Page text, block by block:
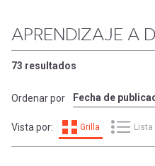
entrar
a
mi
Comunidad
Expand
Exploración
sesión
Regístrate
enlaces
de
ayuda
a
APRENDIZAJE A
73 resultados
Ordenar por
Vista por: Grilla Lista